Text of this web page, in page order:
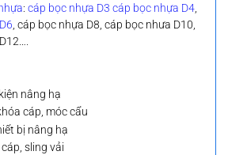
:cáp bọc nhựa D3 cáp bọc nhựa D4
, cáp bọc nhựa D8, cáp bọc nhưa D10,
nâng hạ
cáp, móc cẩu
bị nâng hạ
sling vải